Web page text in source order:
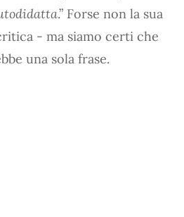
.” Forse non la sua
- ma siamo certi che
una sola frase.